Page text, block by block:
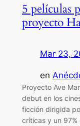
5 películas
proyecto
Mar 23,
en
Proyecto Ave
debut en los
ficción dirigida
críticas y un